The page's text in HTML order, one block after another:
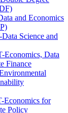
and Economics
Science and
Data
Finance
Economics for
Policy